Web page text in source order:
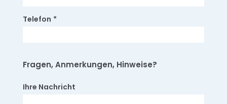
Telefon *
Fragen, Anmerkungen, Hinweise?
Ihre Nachricht